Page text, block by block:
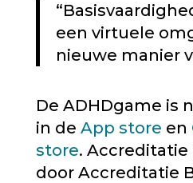
een virtuele
nieuwe manier
De ADHDgame is
in de App store en
store.
door Accreditatie